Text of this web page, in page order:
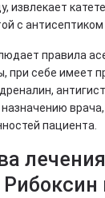
извлекает
с антисептиком
правила
при себе имеет
пациента.
лечения